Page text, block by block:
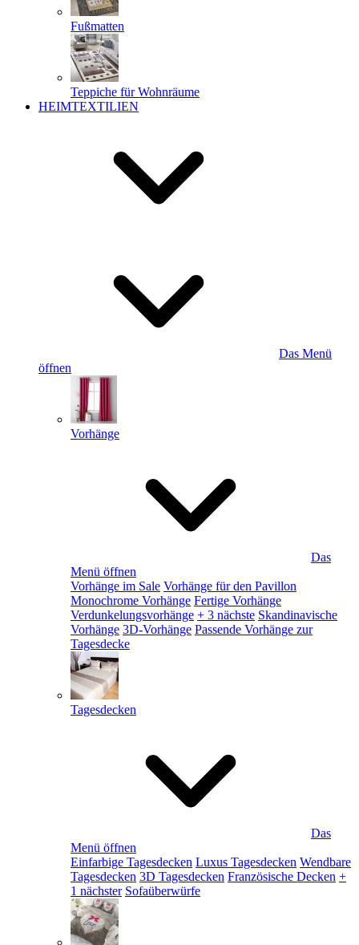
Fußmatten
Teppiche für Wohnräume
HEIMTEXTILIEN
Das Menü
öffnen
Vorhänge
Das
Menü öffnen
Vorhänge im Sale Vorhänge für den Pavillon
Monochrome Vorhänge Fertige Vorhänge
Verdunkelungsvorhänge + 3 nächste Skandinavische
Vorhänge 3D-Vorhänge Passende Vorhänge zur
Tagesdecke
Tagesdecken
Das
Menü öffnen
Einfarbige Tagesdecken Luxus Tagesdecken Wendbare
Tagesdecken 3D Tagesdecken Französische Decken +
1 nächster Sofaüberwürfe